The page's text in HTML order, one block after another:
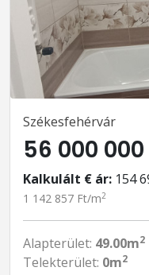
Székesfehérvár
56 000 000
Kalkulált € ár: 154
1 142 857 Ft/m2
Alapterület: 49.00m2
Telekterület: 0m2